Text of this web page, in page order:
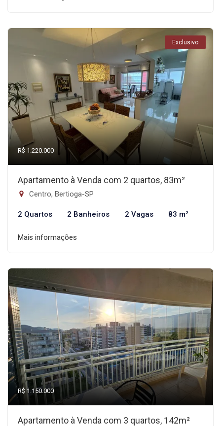
Exclusivo
R$ 1.220.000
Apartamento à Venda com 2 quartos, 83m²
Centro, Bertioga-SP
2 Quartos 2 Banheiros 2 Vagas 83 m²
Mais informações
R$ 1.150.000
Apartamento à Venda com 3 quartos, 142m²